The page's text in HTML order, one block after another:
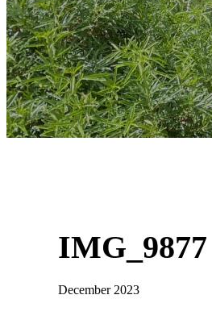
IMG_9877
December 2023